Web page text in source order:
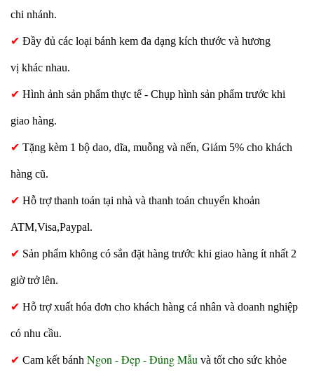
chi nhánh.
✔ Đầy đủ các loại bánh kem đa dạng kích thước và hương
vị khác nhau.
✔ Hình ảnh sản phẩm thực tế - Chụp hình sản phẩm trước khi
giao hàng.
✔ Tặng kèm 1 bộ dao, dĩa, muỗng và nến, Giảm 5% cho khách
hàng cũ.
✔ Hỗ trợ thanh toán tại nhà và thanh toán chuyển khoản
ATM,Visa,Paypal.
✔ Sản phẩm không có sẳn đặt hàng trước khi giao hàng ít nhất 2
giờ trở lên.
✔ Hỗ trợ xuất hóa đơn cho khách hàng cá nhân và doanh nghiệp
có nhu cầu.
✔ Cam kết bánh Ngon - Đẹp - Đúng Mẫu và tốt cho sức khỏe